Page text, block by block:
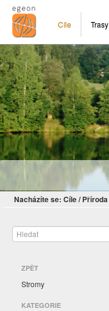
Cíle Trasy
Nacházíte se: Cíle/ Příroda
ZPĚT
Stromy
KATEGORIE